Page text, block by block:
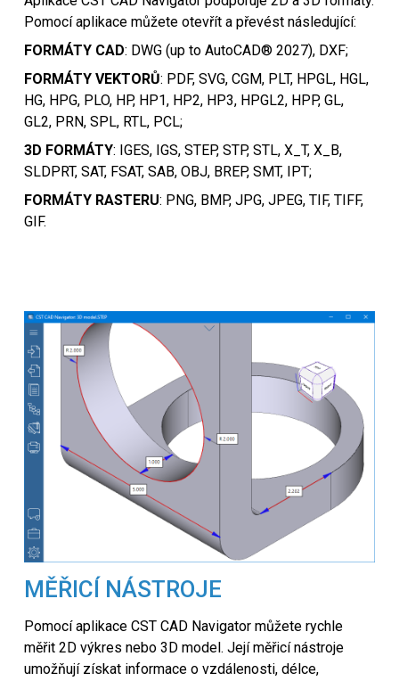
Pomocí aplikace můžete otevřít a převést následující:
FORMÁTY CAD: DWG (up to AutoCAD® 2027), DXF;
FORMÁTY VEKTORŮ: PDF, SVG, CGM, PLT, HPGL, HGL,
HG, HPG, PLO, HP, HP1, HP2, HP3, HPGL2, HPP, GL,
GL2, PRN, SPL, RTL, PCL;
3D FORMÁTY: IGES, IGS, STEP, STP, STL, X_T, X_B,
SLDPRT, SAT, FSAT, SAB, OBJ, BREP, SMT, IPT;
FORMÁTY RASTERU: PNG, BMP, JPG, JPEG, TIF, TIFF,
GIF.
MĚŘICÍ NÁSTROJE
Pomocí aplikace CST CAD Navigator můžete rychle
měřit 2D výkres nebo 3D model. Její měřicí nástroje
umožňují získat informace o vzdálenosti, délce,